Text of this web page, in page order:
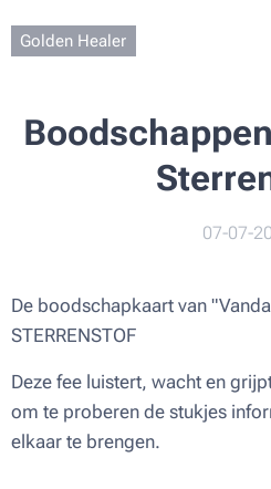
Golden Healer
07-07-
De boodschapkaart van
STERRENSTOF
Deze fee luistert, wacht en
om te proberen de stukjes
elkaar te brengen.